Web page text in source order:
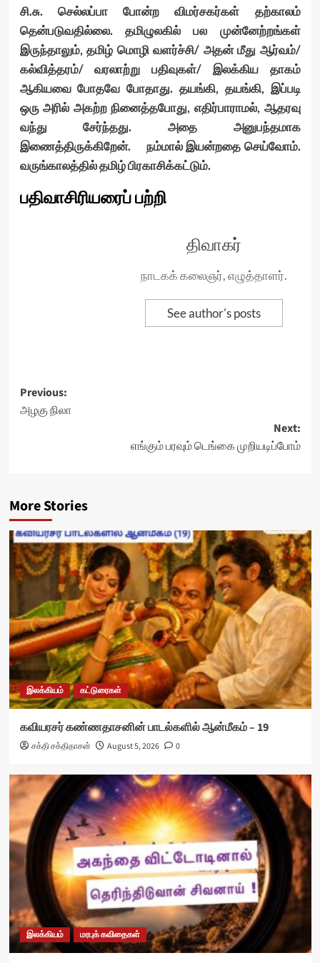
சி.சு. செல்லப்பா போன்ற விமர்சகர்கள் தற்காலம்
தென்படுவதில்லை. தமிழுலகில் பல முன்னேற்றங்கள்
இருந்தாலும், தமிழ் மொழி வளர்ச்சி/ அதன் மீது ஆர்வம்/
கல்வித்தரம்/ வரலாற்று பதிவுகள்/ இலக்கிய தாகம்
ஆகியவை போதவே போதாது. தயங்கி, தயங்கி, இப்படி
ஒரு அரில் அகற்ற நினைத்தபோது, எதிர்பாராமல், ஆதரவு
வந்து சேர்ந்தது. அதை அனுபந்தமாக
இணைத்திருக்கிறேன். நம்மால் இயன்றதை செய்வோம்.
வருங்காலத்தில் தமிழ் பிரகாசிக்கட்டும்.
பதிவாசிரியரைப் பற்றி
திவாகர்
நாடகக் கலைஞர், எழுத்தாளர்.
See author's posts
Post
navigation
Previous:
அழகு நிலா
Next:
எங்கும் பரவும் டெங்கை முறியடிப்போம்
More Stories
இலக்கியம் கட்டுரைகள்
கவியரசர் கண்ணதாசனின் பாடல்களில் ஆன்மீகம் – 19
சக்தி சக்திதாசன் August 5, 2026 0
இலக்கியம் மரபுக் கவிதைகள்